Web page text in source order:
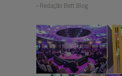
Redação Bett Blog